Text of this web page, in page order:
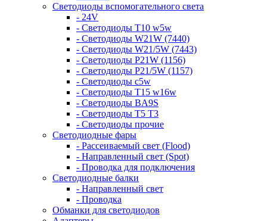
Светодиоды вспомогательного света
- 24V
- Светодиоды T10 w5w
- Светодиоды W21W (7440)
- Светодиоды W21/5W (7443)
- Светодиоды P21W (1156)
- Светодиоды P21/5W (1157)
- Светодиоды c5w
- Светодиоды T15 w16w
- Светодиоды BA9S
- Светодиоды T5 T3
- Светодиоды прочие
Светодиодные фары
- Рассеиваемый свет (Flood)
- Направленный свет (Spot)
- Проводка для подключения
Светодиодные балки
- Направленный свет
- Проводка
Обманки для светодиодов